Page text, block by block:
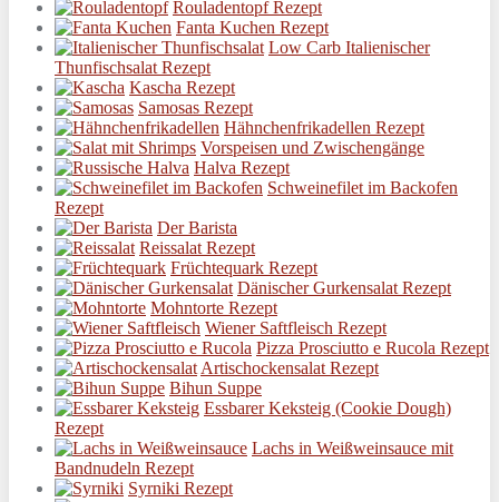
Rouladentopf Rezept
Fanta Kuchen Rezept
Low Carb Italienischer
Thunfischsalat Rezept
Kascha Rezept
Samosas Rezept
Hähnchenfrikadellen Rezept
Vorspeisen und Zwischengänge
Halva Rezept
Schweinefilet im Backofen
Rezept
Der Barista
Reissalat Rezept
Früchtequark Rezept
Dänischer Gurkensalat Rezept
Mohntorte Rezept
Wiener Saftfleisch Rezept
Pizza Prosciutto e Rucola Rezept
Artischockensalat Rezept
Bihun Suppe
Essbarer Keksteig (Cookie Dough)
Rezept
Lachs in Weißweinsauce mit
Bandnudeln Rezept
Syrniki Rezept